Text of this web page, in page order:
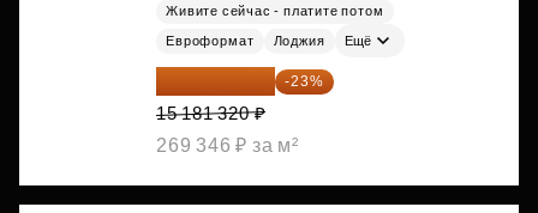
Живите сейчас - платите потом
Евроформат Лоджия Ещё
11 689 616 ₽ -23%
15 181 320 ₽
269 346 ₽ за м²